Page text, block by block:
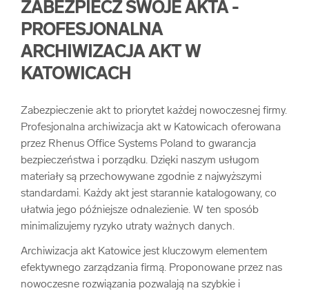
ZABEZPIECZ SWOJE AKTA -
PROFESJONALNA
ARCHIWIZACJA AKT W
KATOWICACH
Zabezpieczenie akt to priorytet każdej nowoczesnej firmy.
Profesjonalna archiwizacja akt w Katowicach oferowana
przez Rhenus Office Systems Poland to gwarancja
bezpieczeństwa i porządku. Dzięki naszym usługom
materiały są przechowywane zgodnie z najwyższymi
standardami. Każdy akt jest starannie katalogowany, co
ułatwia jego późniejsze odnalezienie. W ten sposób
minimalizujemy ryzyko utraty ważnych danych.
Archiwizacja akt Katowice jest kluczowym elementem
efektywnego zarządzania firmą. Proponowane przez nas
nowoczesne rozwiązania pozwalają na szybkie i